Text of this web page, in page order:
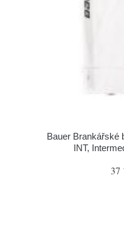
Bauer Brankářské
INT,
37